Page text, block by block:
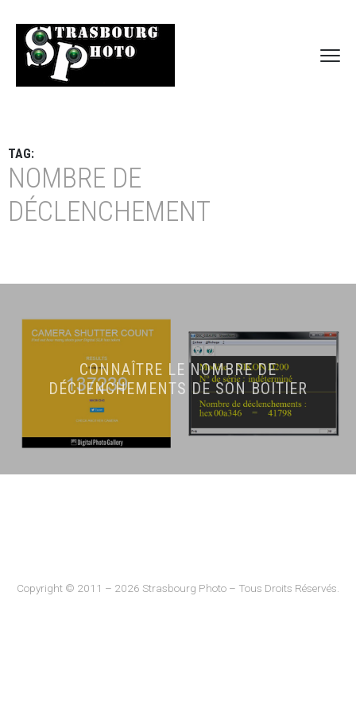
TAG:
NOMBRE DE
DÉCLENCHEMENT
CONNAÎTRE LE NOMBRE DE
DÉCLENCHEMENTS DE SON BOITIER
Copyright © 2011 – 2026 Strasbourg Photo – Tous Droits Réservés.